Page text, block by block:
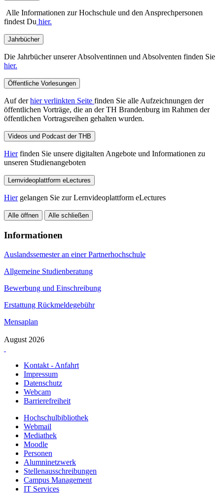
Alle Informationen zur Hochschule und den Ansprechpersonen
findest Du hier.
Jahrbücher
Die Jahrbücher unserer Absolventinnen und Absolventen finden Sie
hier.
Öffentliche Vorlesungen
Auf derhier verlinkten Seite finden Sie alle Aufzeichnungen der
öffentlichen Vorträge, die an der TH Brandenburg im Rahmen der
öffentlichen Vortragsreihen gehalten wurden.
Videos und Podcast der THB
Hierfinden Sie unsere digitalten Angebote und Informationen zu
unseren Studienangeboten
Lernvideoplattform eLectures
Hiergelangen Sie zur Lernvideoplattform eLectures
Alle öffnen Alle schließen
Informationen
Auslandssemester an einer Partnerhochschule
Allgemeine Studienberatung
Bewerbung und Einschreibung
Erstattung Rückmeldegebühr
Mensaplan
August 2026
Kontakt - Anfahrt
Impressum
Datenschutz
Webcam
Barrierefreiheit
Hochschulbibliothek
Webmail
Mediathek
Moodle
Personen
Alumninetzwerk
Stellenausschreibungen
Campus Management
IT Services